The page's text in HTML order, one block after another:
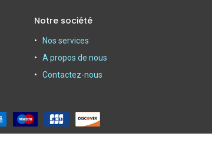
Notre société
Nos services
A propos de nous
Contactez-nous